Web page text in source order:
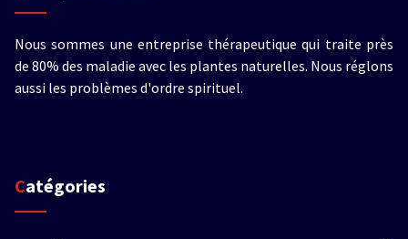
Nous sommes une entreprise thérapeutique qui traite près
de 80% des maladie avec les plantes naturelles. Nous réglons
aussi les problèmes d'ordre spirituel.
Catégories